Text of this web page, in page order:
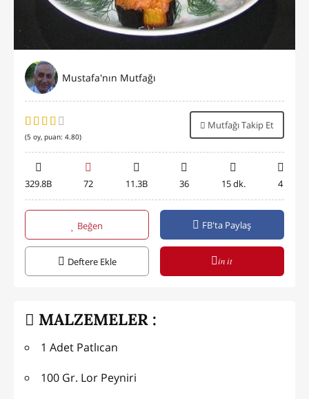
Mustafa'nın Mutfağı
(5 oy, puan: 4.80)
Mutfağı Takip Et
329.8B 72 11.3B 36 15 dk. 4
Beğen FB'ta Paylaş
Deftere Ekle in it
MALZEMELER :
1 Adet Patlıcan
100 Gr. Lor Peyniri